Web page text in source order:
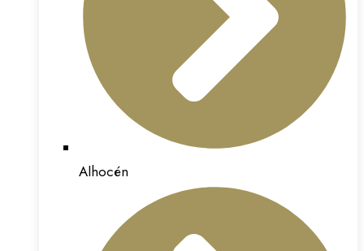
Alhocén